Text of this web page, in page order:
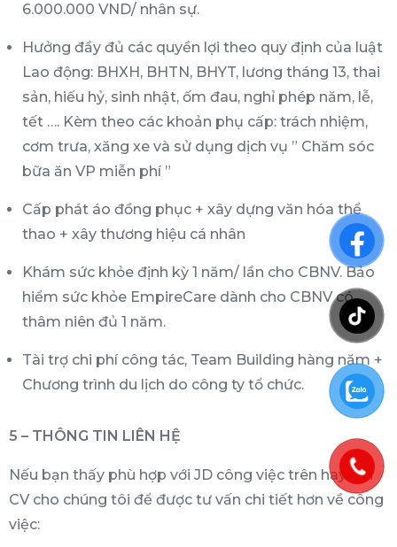
6.000.000 VND/ nhân sự.
Hưởng đầy đủ các quyền lợi theo quy định của luật
Lao động: BHXH, BHTN, BHYT, lương tháng 13, thai
sản, hiếu hỷ, sinh nhật, ốm đau, nghỉ phép năm, lễ,
tết …. Kèm theo các khoản phụ cấp: trách nhiệm,
cơm trưa, xăng xe và sử dụng dịch vụ ” Chăm sóc
bữa ăn VP miễn phí ”
Cấp phát áo đồng phục + xây dựng văn hóa thể
thao + xây thương hiệu cá nhân
Khám sức khỏe định kỳ 1 năm/ lần cho CBNV. Bảo
hiểm sức khỏe EmpireCare dành cho CBNV có
thâm niên đủ 1 năm.
Tài trợ chi phí công tác, Team Building hàng năm +
Chương trình du lịch do công ty tổ chức.
5 – THÔNG TIN LIÊN HỆ
Nếu bạn thấy phù hợp với JD công việc trên hay gửi
CV cho chúng tôi để được tư vấn chi tiết hơn về công
việc: